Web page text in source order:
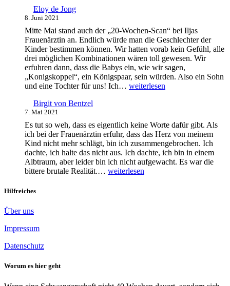
Eloy de Jong
8. Juni 2021
Mitte Mai stand auch der „20­-Wochen­-Scan“ bei Iljas
Frauenärztin an. Endlich würde man die Geschlechter der
Kinder bestimmen können. Wir hatten vorab kein Gefühl, alle
drei möglichen Kombinationen wären toll gewesen. Wir
erfuhren dann, dass die Babys ein, wie wir sagen,
„Konigskoppel“, ein Königspaar, sein würden. Also ein Sohn
und eine Tochter für uns! Ich… Eloy
weiterlesen
Birgit von Bentzel
7. Mai 2021
Es tut so weh, dass es eigentlich keine Worte dafür gibt. Als
ich bei der Frauenärztin erfuhr, dass das Herz von meinem
Kind nicht mehr schlägt, bin ich zusammengebrochen. Ich
dachte, ich halte das nicht aus. Ich dachte, ich bin in einem
Albtraum, aber leider bin ich nicht aufgewacht. Es war die
bittere brutale Realität.… Birgit
weiterlesen
Hilfreiches
Über uns
Impressum
Datenschutz
Worum es hier geht